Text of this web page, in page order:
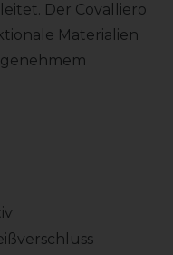
Der Covalliero
Materialien